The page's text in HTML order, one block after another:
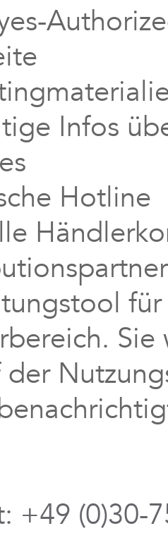
Infos
Hotline
+49 (0)30-